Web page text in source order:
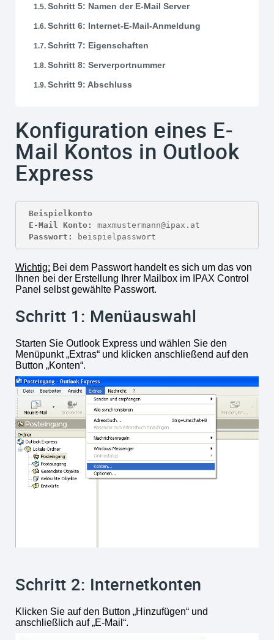
Schritt 5: Namen der E-Mail Server
Schritt 6: Internet-E-Mail-Anmeldung
Schritt 7: Eigenschaften
Schritt 8: Serverportnummer
Schritt 9: Abschluss
Konfiguration eines E-
Mail Kontos in Outlook
Express
Beispielkonto
E-Mail Konto:
Passwort:
beispielpasswort
Wichtig: Bei dem Passwort handelt es sich um das von
Ihnen bei der Erstellung Ihrer Mailbox im IPAX Control
Panel selbst gewählte Passwort.
Schritt 1: Menüauswahl
Starten Sie Outlook Express und wählen Sie den
Menüpunkt „Extras“ und klicken anschließend auf den
Button „Konten“.
Schritt 2: Internetkonten
Klicken Sie auf den Button „Hinzufügen“ und
anschließlich auf „E-Mail“.